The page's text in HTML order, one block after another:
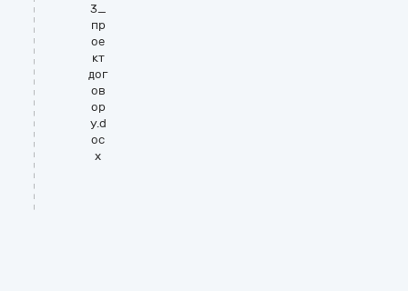
3_
пр
ое
кт
дог
ов
ор
у.d
oc
x